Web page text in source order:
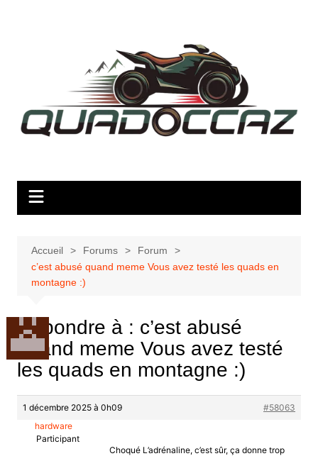
Accueil Forums
Forum
c’est abusé quand meme Vous avez testé les quads en
montagne :)
Répondre à : c’est abusé
quand meme Vous avez testé
les quads en montagne :)
1 décembre 2025 à 0h09
#58063
hardware
Participant
Choqué L’adrénaline, c’est sûr, ça donne trop